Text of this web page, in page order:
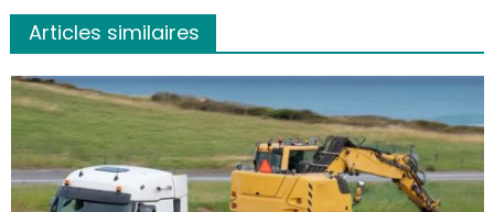
Articles similaires